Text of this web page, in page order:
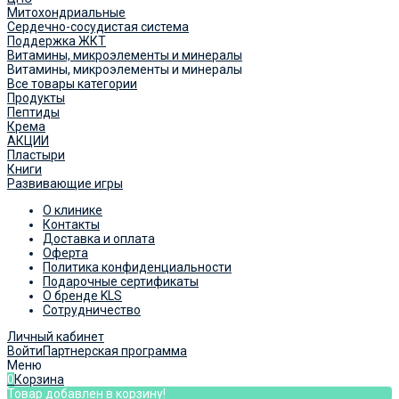
Митохондриальные
Сердечно-сосудистая система
Поддержка ЖКТ
Витамины, микроэлементы и минералы
Витамины, микроэлементы и минералы
Все товары категории
Продукты
Пептиды
Крема
АКЦИИ
Пластыри
Книги
Развивающие игры
О клинике
Контакты
Доставка и оплата
Оферта
Политика конфиденциальности
Подарочные сертификаты
О бренде KLS
Сотрудничество
Личный кабинет
ВойтиПартнерская программа
Меню
0Корзина
Товар добавлен в корзину!